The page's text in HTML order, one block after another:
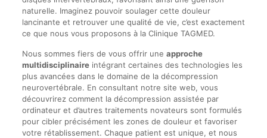
naturelle. Imaginez pouvoir soulager cette douleur
lancinante et retrouver une qualité de vie, c’est exactement
ce que nous vous proposons à la Clinique TAGMED.
Nous sommes fiers de vous offrir une approche
multidisciplinaireintégrant certaines des technologies les
plus avancées dans le domaine de la décompression
neurovertébrale. En consultant notre site web, vous
découvrirez comment la décompression assistée par
ordinateur et d’autres traitements novateurs sont formulés
pour cibler précisément les zones de douleur et favoriser
votre rétablissement. Chaque patient est unique, et nous